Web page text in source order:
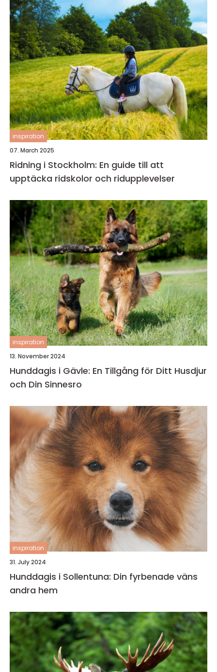
inspiration
07. March 2025
Ridning i Stockholm: En guide till att
upptäcka ridskolor och ridupplevelser
inspiration
13. November 2024
Hunddagis i Gävle: En Tillgång för Ditt Husdjur
och Din Sinnesro
inspiration
31. July 2024
Hunddagis i Sollentuna: Din fyrbenade väns
andra hem